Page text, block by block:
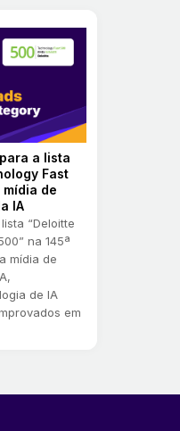
a lista
Fast
de
IA
“Deloitte
na 145ª
mídia de
de IA
em